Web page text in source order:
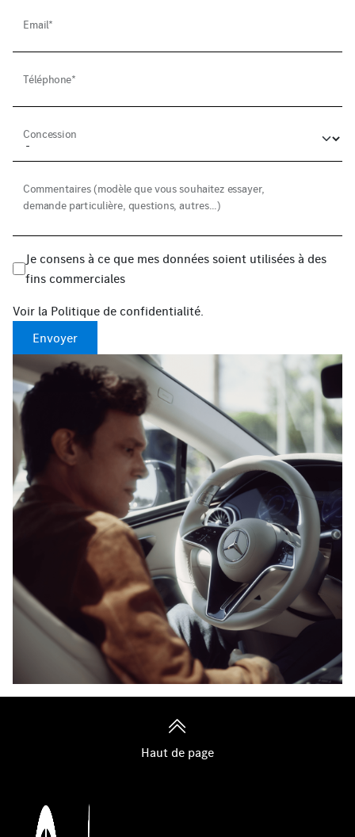
Email*
Téléphone*
Concession
Commentaires (modèle que vous souhaitez essayer,
demande particulière, questions, autres...)
Je consens à ce que mes données soient utilisées à des
fins commerciales
Voir la Politique de confidentialité.
Envoyer
Haut de page